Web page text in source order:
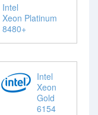
Intel
Xeon Platinum
8480+
Intel
Xeon
Gold
6154